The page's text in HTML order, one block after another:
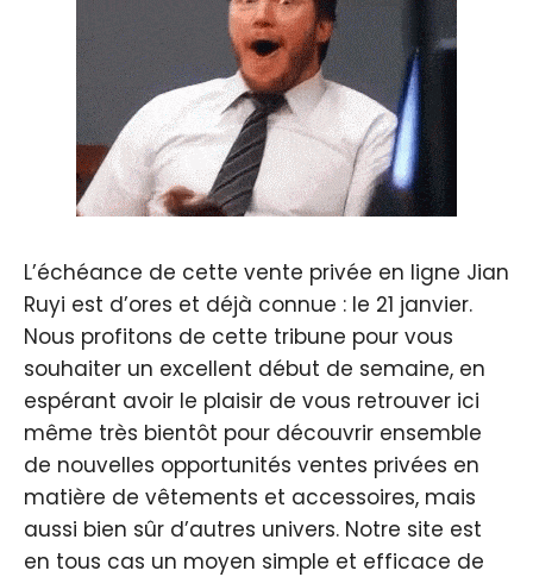
L’échéance de cette vente privée en ligne Jian
Ruyi est d’ores et déjà connue : le 21 janvier.
Nous profitons de cette tribune pour vous
souhaiter un excellent début de semaine, en
espérant avoir le plaisir de vous retrouver ici
même très bientôt pour découvrir ensemble
de nouvelles opportunités ventes privées en
matière de vêtements et accessoires, mais
aussi bien sûr d’autres univers. Notre site est
en tous cas un moyen simple et efficace de